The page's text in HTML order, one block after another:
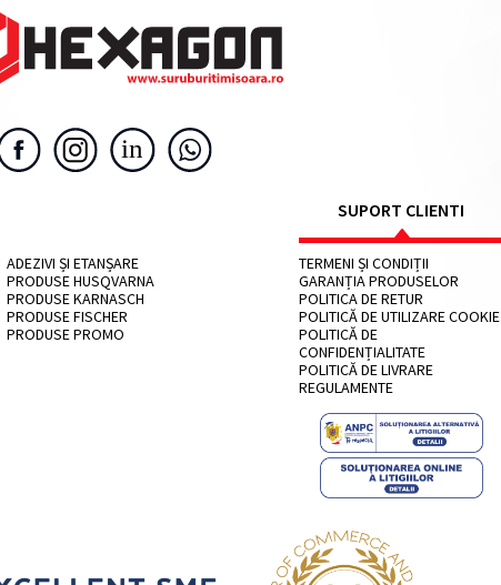
ADEZIVI ȘI ETANȘARE
PRODUSE HUSQVARNA
PRODUSE KARNASCH
PRODUSE FISCHER
PRODUSE PROMO
SUPORT CLIENTI
TERMENI ȘI CONDIȚII
GARANȚIA PRODUSELOR
POLITICA DE RETUR
POLITICĂ DE UTILIZARE COOKIE
POLITICĂ DE
CONFIDENȚIALITATE
POLITICĂ DE LIVRARE
REGULAMENTE